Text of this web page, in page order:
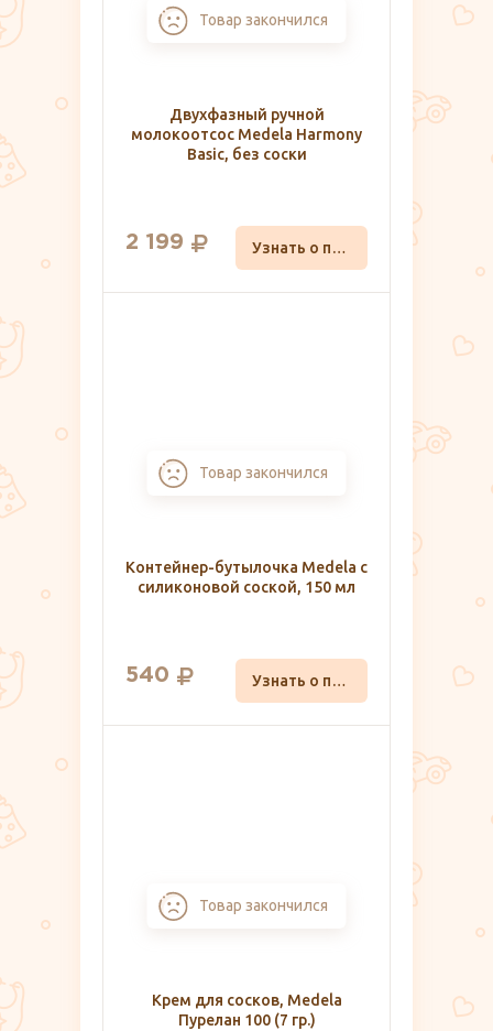
Товар закончился
Двухфазный ручной
молокоотсос Medela Harmony
Basic, без соски
2 199 Узнать о поступлении
Товар закончился
Контейнер-бутылочка Medela с
силиконовой соской, 150 мл
540 Узнать о поступлении
Товар закончился
Крем для сосков, Medela
Пурелан 100 (7 гр.)